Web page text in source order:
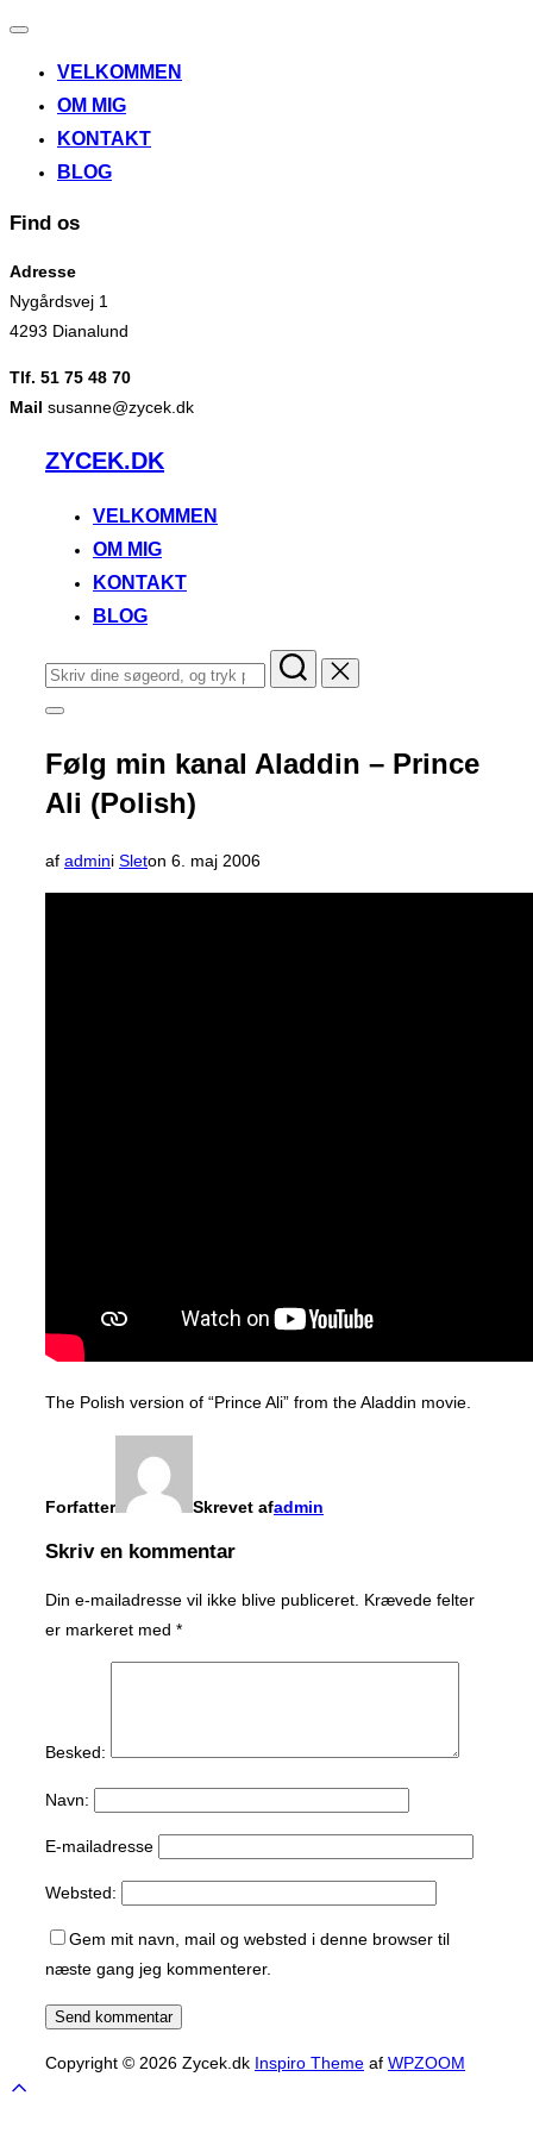
Slå
til/fra
VELKOMMEN
OM MIG
KONTAKT
BLOG
Find os
Adresse
Nygårdsvej 1
4293 Dianalund
Tlf. 51 75 48 70
Mail susanne@zycek.dk
VidereZYCEK.DK
VELKOMMEN
OM MIG
KONTAKT
BLOG
Søg
efter:
Slå
i
sidekolonne
til/fra
Følg min kanal Aladdin – Prince
Ali (Polish)
af admini Sleton Udgivet
d.
6. maj 2006
The Polish version of “Prince Ali” from the Aladdin movie.
Forfatter Skrevet afadmin
Skriv en kommentar
Din e-mailadresse vil ikke blive publiceret. Krævede felter
er markeret med *
Besked:
Navn:
E-mailadresse
Websted:
Gem mit navn, mail og websted i denne browser til
næste gang jeg kommenterer.
Copyright © 2026 Zycek.dk Inspiro Theme af WPZOOM